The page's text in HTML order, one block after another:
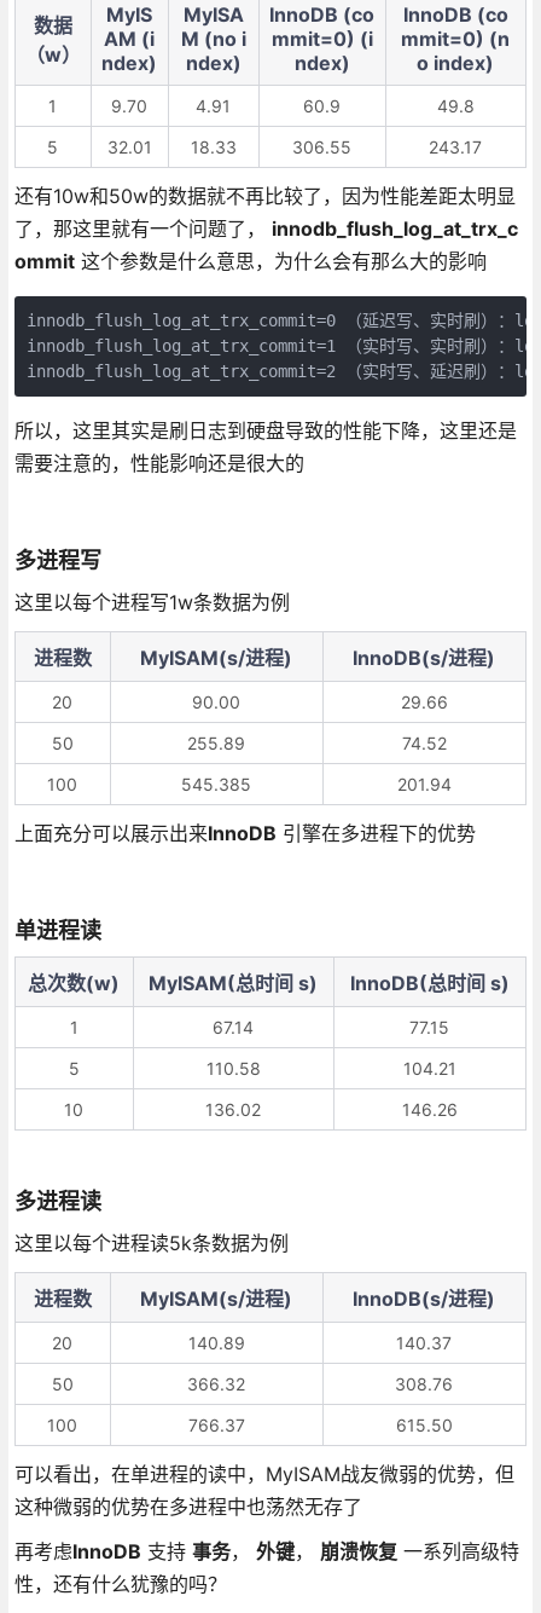
数据
（w）
MyIS
AM (i
ndex)
MyISA
M (no i
ndex)
InnoDB (co
mmit=0) (i
ndex)
InnoDB (co
mmit=0) (n
o index)
1 9.70 4.91 60.9
49.8
5
32.01 18.33 306.55 243.17
还有10w和50w的数据就不再比较了，因为性能差距太明显
了，那这里就有一个问题了， innodb_flush_log_at_trx_c
ommit这个参数是什么意思，为什么会有那么大的影响
innodb_flush_log_at_trx_commit=0 （延迟写、实时刷
innodb_flush_log_at_trx_commit=1 （实时写、实时刷
innodb_flush_log_at_trx_commit=2 （实时写、延迟刷
所以，这里其实是刷日志到硬盘导致的性能下降，这里还是
需要注意的，性能影响还是很大的
多进程写
这里以每个进程写1w条数据为例
进程数 MyISAM(s/进程) InnoDB(s/进程)
20 90.00
29.66
50
255.89
74.52
100
545.385 201.94
上面充分可以展示出来InnoDB 引擎在多进程下的优势
单进程读
总次数(w) MyISAM(总时间 s) InnoDB(总时间 s)
1 67.14
77.15
5
110.58
104.21
10
136.02 146.26
多进程读
这里以每个进程读5k条数据为例
进程数 MyISAM(s/进程) InnoDB(s/进程)
20 140.89
140.37
50
366.32
308.76
100
766.37 615.50
可以看出，在单进程的读中，MyISAM战友微弱的优势，但
这种微弱的优势在多进程中也荡然无存了
再考虑InnoDB 支持 事务， 外键， 崩溃恢复 一系列高级特
性，还有什么犹豫的吗？